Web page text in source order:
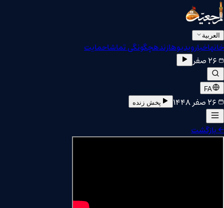
العربية
خانهاخبارویدیوهازندهچگونگی تماشاحمایت
۲۶ صفر
FA
۲۶ صفر ۱۴۴۸ پخش زنده
←بازگشت